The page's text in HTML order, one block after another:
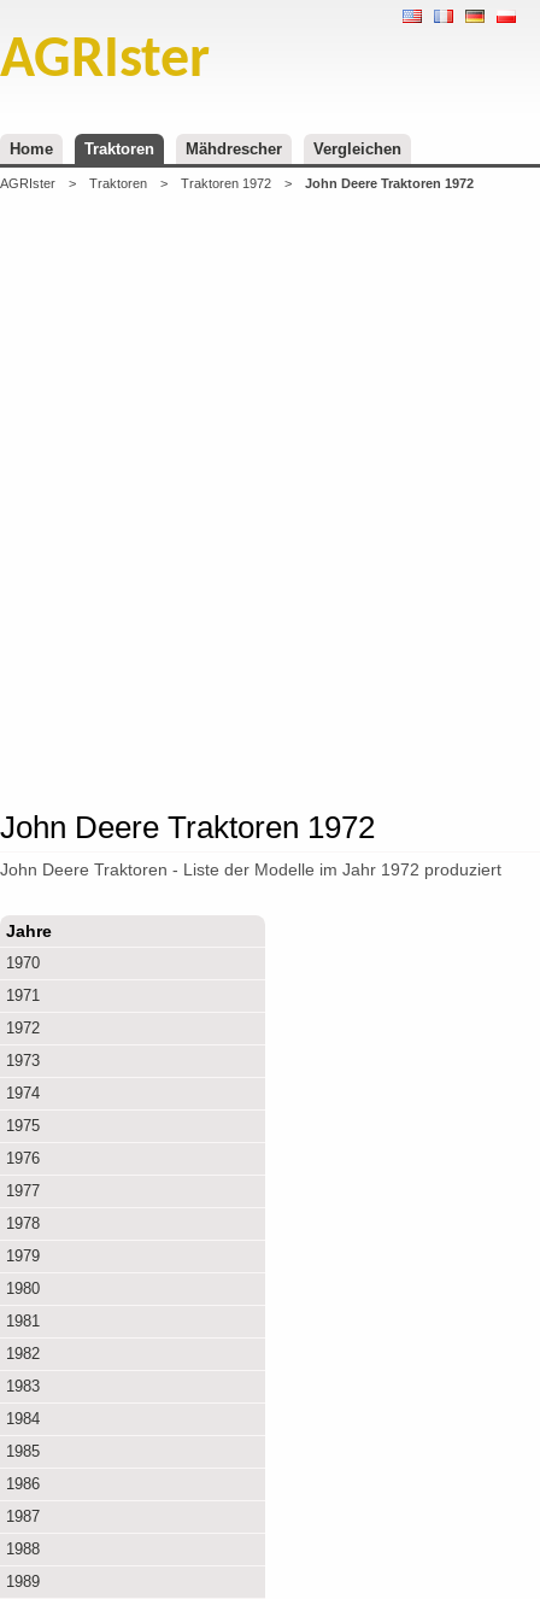
AGRIster
Home Traktoren Mähdrescher Vergleichen
AGRIster > Traktoren > Traktoren 1972 > John Deere Traktoren 1972
John Deere Traktoren 1972
John Deere Traktoren - Liste der Modelle im Jahr 1972 produziert
Jahre
1970
1971
1972
1973
1974
1975
1976
1977
1978
1979
1980
1981
1982
1983
1984
1985
1986
1987
1988
1989